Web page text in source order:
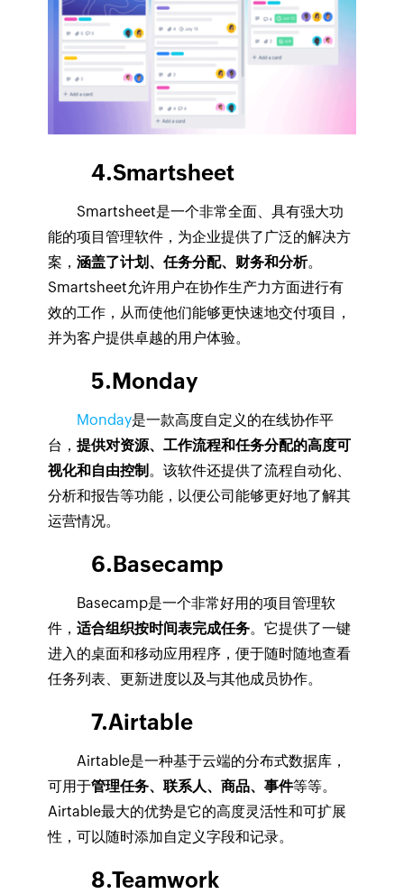
4.Smartsheet
Smartsheet是一个非常全面、具有强大功
能的项目管理软件，为企业提供了广泛的解决方
案， 涵盖了计划、任务分配、财务和分析。
Smartsheet允许用户在协作生产力方面进行有
效的工作，从而使他们能够更快速地交付项目，
并为客户提供卓越的用户体验。
5.Monday
Monday是一款高度自定义的在线协作平
台， 提供对资源、工作流程和任务分配的高度可
视化和自由控制 。该软件还提供了流程自动化、
分析和报告等功能，以便公司能够更好地了解其
运营情况。
6.Basecamp
Basecamp是一个非常好用的项目管理软
件， 适合组织按时间表完成任务。它提供了一键
进入的桌面和移动应用程序，便于随时随地查看
任务列表、更新进度以及与其他成员协作。
7.Airtable
Airtable是一种基于云端的分布式数据库，
可用于管理任务、联系人、商品、事件等等。
Airtable最大的优势是它的高度灵活性和可扩展
性，可以随时添加自定义字段和记录。
8.Teamwork